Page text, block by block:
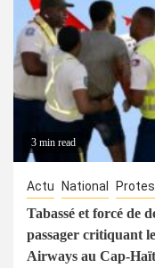
3 min read
Actu National
Tabassé et forcé de
passager critiquant
Airways au Cap-